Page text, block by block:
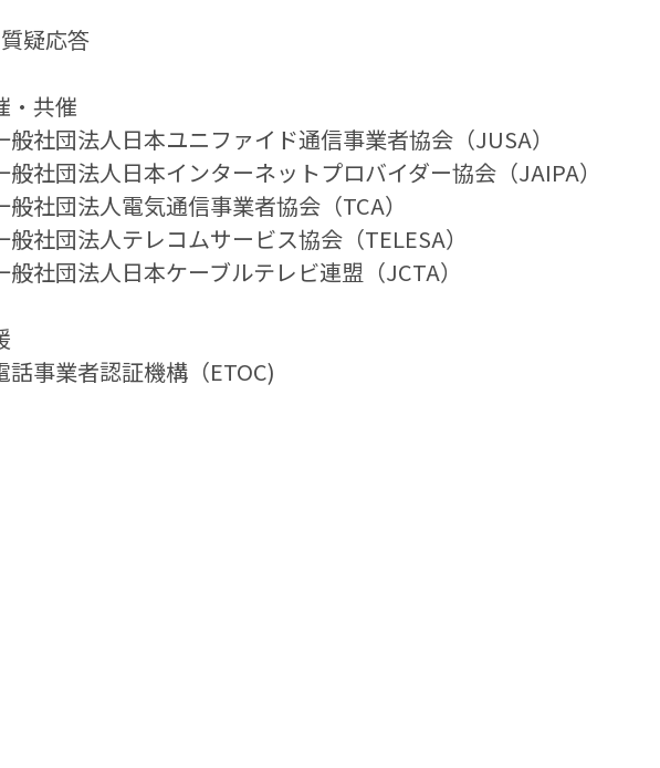
疑応答
共催
般社団法人日本ユニファイド通信事業者協会（JUSA）
社団法人日本インターネットプロバイダー協会（JAIPA）
社団法人電気通信事業者協会（TCA）
社団法人テレコムサービス協会（TELESA）
社団法人日本ケーブルテレビ連盟（JCTA）
事業者認証機構（ETOC)